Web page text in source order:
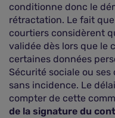
conditionne donc le
rétractation. Le fait
courtiers considèrent
validée dès lors que le
certaines données
Sécurité sociale ou
sans incidence. Le
compter de cette
de la signature du